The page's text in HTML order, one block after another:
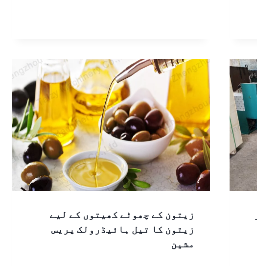
زیتون کے چھوٹے کھیتوں کے لیے
زیتون کا تیل ہائیڈرولک پریس
مشین